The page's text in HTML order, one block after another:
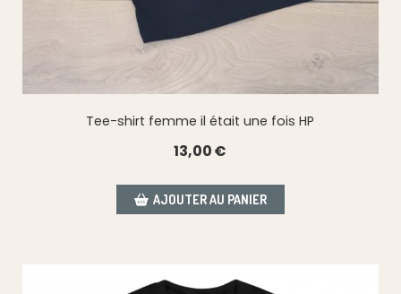
Tee-shirt femme il était une fois HP
13,00€
AJOUTER AU PANIER